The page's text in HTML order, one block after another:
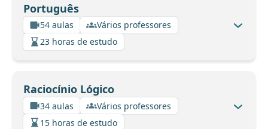
Português
54 aulas
Vários professores
23 horas de estudo
Raciocínio Lógico
34 aulas
Vários professores
15 horas de estudo